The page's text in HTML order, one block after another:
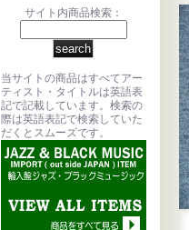
サイト内商品検索：
当サイトの商品はすべてアー
ティスト・タイトルは英語表
記で記載しています。検索の
際は英語表記で検索していた
だくとスムーズです。